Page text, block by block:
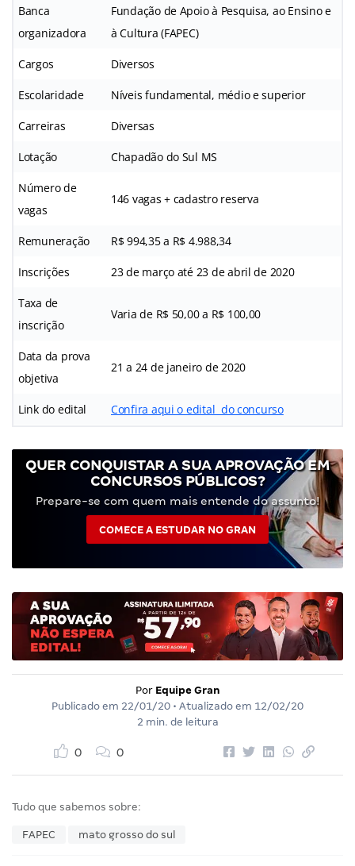
Banca
organizadora
Fundação de Apoio à Pesquisa, ao Ensino e
à Cultura (FAPEC)
Cargos Diversos
Escolaridade Níveis fundamental, médio e superior
Carreiras Diversas
Lotação Chapadão do Sul MS
Número de
vagas
146 vagas + cadastro reserva
Remuneração R$ 994,35 a R$ 4.988,34
Inscrições 23 de março até 23 de abril de 2020
Taxa de
inscrição
Varia de R$ 50,00 a R$ 100,00
Data da prova
objetiva
21 a 24 de janeiro de 2020
Link do edital Confira aqui o edital do concurso
QUER CONQUISTAR A SUA APROVAÇÃO EM
CONCURSOS PÚBLICOS?
Prepare-se com quem mais entende do assunto!
COMECE A ESTUDAR NO GRAN
Por Equipe Gran
Publicado em 22/01/20 • Atualizado em 12/02/20
2 min. de leitura
0 0
Tudo que sabemos sobre:
FAPEC mato grosso do sul